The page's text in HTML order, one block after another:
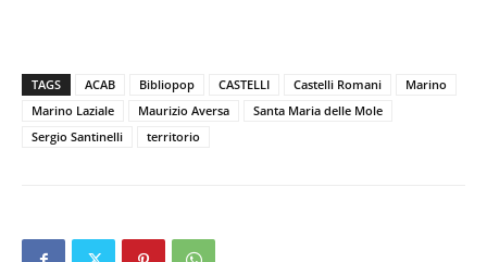
TAGS ACAB Bibliopop CASTELLI Castelli Romani
Marino
Marino Laziale
Maurizio Aversa
Santa Maria delle Mole
Sergio Santinelli
territorio